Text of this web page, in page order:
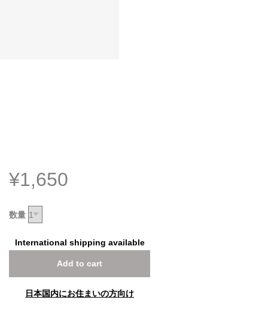
¥1,650
数量
International shipping available
Add to cart
日本国内にお住まいの方向け